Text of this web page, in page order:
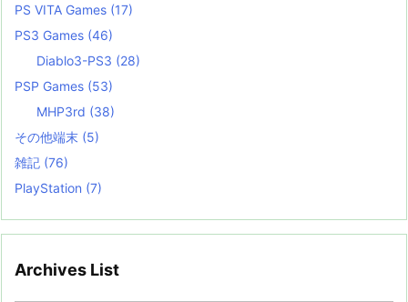
PS VITA Games (17)
PS3 Games (46)
Diablo3-PS3 (28)
PSP Games (53)
MHP3rd (38)
その他端末 (5)
雑記 (76)
PlayStation (7)
Archives List